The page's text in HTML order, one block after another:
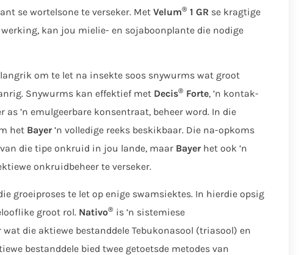
se wortelsone te verseker. Met Velum® 1 GR se kragtige
kan jou mielie- en sojaboonplante die nodige
om te let na insekte soos snywurms wat groot
Snywurms kan effektief met Decis® Forte, ’n kontak-
’n emulgeerbare konsentraat, beheer word. In die
het Bayer’n volledige reeks beskikbaar. Die na-opkoms
die tipe onkruid in jou lande, maar Bayerhet ook ’n
onkruidbeheer te verseker.
groeiproses te let op enige swamsiektes. In hierdie opsig
groot rol. Nativo® is ’n sistemiese
die aktiewe bestanddele Tebukonasool (triasool) en
bestanddele bied twee getoetsde metodes van